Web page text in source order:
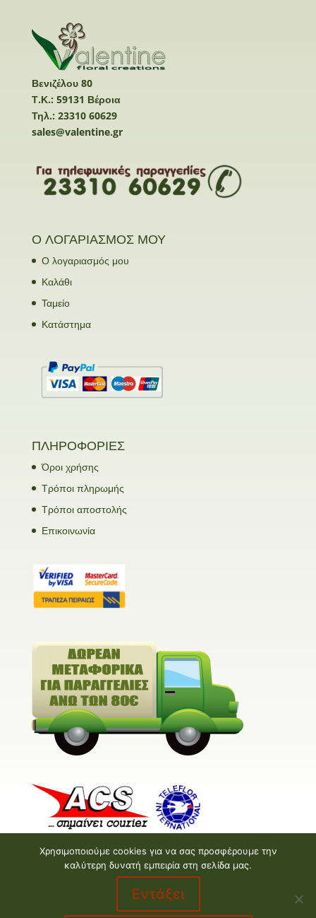
Βενιζέλου 80
Τ.Κ.: 59131 Βέροια
Τηλ.: 23310 60629
sales@valentine.gr
Ο ΛΟΓΑΡΙΑΣΜΟΣ ΜΟΥ
Ο λογαριασμός μου
Καλάθι
Ταμείο
Κατάστημα
ΠΛΗΡΟΦΟΡΙΕΣ
Όροι χρήσης
Τρόποι πληρωμής
Τρόποι αποστολής
Επικοινωνία
Valentine E-shop © 2026 | Design and Development
Χρησιμοποιούμε cookies για να σας προσφέρουμε την
καλύτερη δυνατή εμπειρία στη σελίδα μας.
Εντάξει